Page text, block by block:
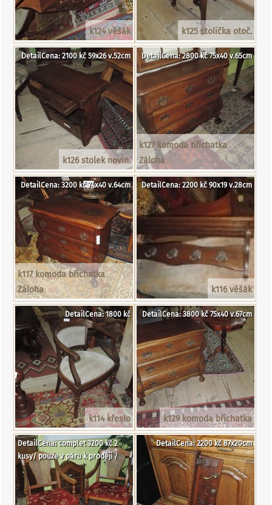
k124 věšák k125 stolička otoč.
k126 stolek novin.
DetailCena: 2100 kč 59x26 v.52cm
k127 komoda břichatka
Záloha
DetailCena: 2800 kč 75x40 v.65cm
k117 komoda břichatka
Záloha
DetailCena: 3200 kč 74x40 v.64cm
k116 věšák
DetailCena: 2200 kč 90x19 v.28cm
k114 křeslo
DetailCena: 1800 kč
k129 komoda břichatka
DetailCena: 3800 kč 75x40 v.67cm
DetailCena: complet 3200 kč 2
kusy/ pouze v páru k prodeji /
DetailCena: 2200 kč 87x20cm